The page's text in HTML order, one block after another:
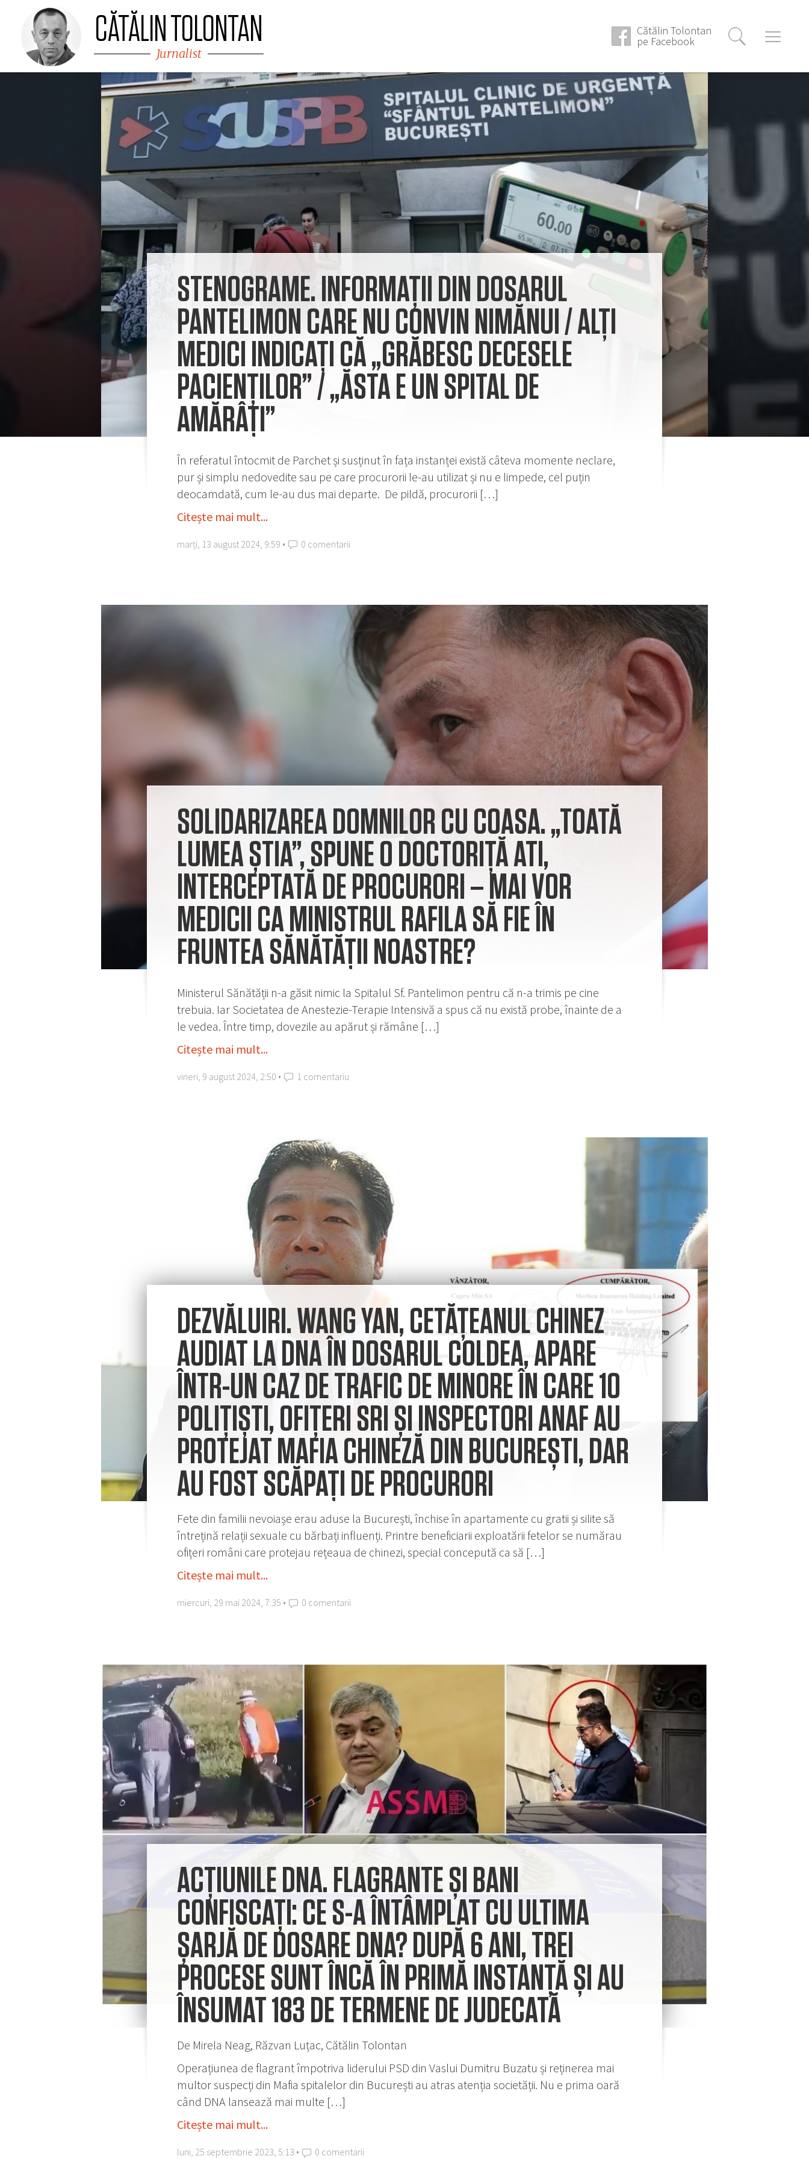
TOLO.RO CĂTĂLIN TOLONTAN
Jurnalist
Cătălin Tolontan
pe Facebook
STENOGRAME. INFORMAȚII DIN DOSARUL
PANTELIMON CARE NU CONVIN NIMĂNUI / ALȚI
MEDICI INDICAȚI CĂ „GRĂBESC DECESELE
PACIENȚILOR” / „ĂSTA E UN SPITAL DE
AMĂRÂȚI”
În referatul întocmit de Parchet și susținut în fața instanței există câteva momente neclare,
pur și simplu nedovedite sau pe care procurorii le-au utilizat și nu e limpede, cel puțin
deocamdată, cum le-au dus mai departe. De pildă, procurorii […]
Citește mai mult...
marți, 13 august 2024, 9:59 • 0 comentarii
SOLIDARIZAREA DOMNILOR CU COASA. „TOATĂ
LUMEA ȘTIA”, SPUNE O DOCTORIȚĂ ATI,
INTERCEPTATĂ DE PROCURORI – MAI VOR
MEDICII CA MINISTRUL RAFILA SĂ FIE ÎN
FRUNTEA SĂNĂTĂȚII NOASTRE?
Ministerul Sănătății n-a găsit nimic la Spitalul Sf. Pantelimon pentru că n-a trimis pe cine
trebuia. Iar Societatea de Anestezie-Terapie Intensivă a spus că nu există probe, înainte de a
le vedea. Între timp, dovezile au apărut și rămâne […]
Citește mai mult...
vineri, 9 august 2024, 2:50 • 1 comentariu
DEZVĂLUIRI. WANG YAN, CETĂȚEANUL CHINEZ
AUDIAT LA DNA ÎN DOSARUL COLDEA, APARE
ÎNTR-UN CAZ DE TRAFIC DE MINORE ÎN CARE 10
POLIȚIȘTI, OFIȚERI SRI ȘI INSPECTORI ANAF AU
PROTEJAT MAFIA CHINEZĂ DIN BUCUREȘTI, DAR
AU FOST SCĂPAȚI DE PROCURORI
Fete din familii nevoiașe erau aduse la București, închise în apartamente cu gratii și silite să
întrețină relații sexuale cu bărbați influenți. Printre beneficiarii exploatării fetelor se numărau
ofițeri români care protejau rețeaua de chinezi, special concepută ca să […]
Citește mai mult...
miercuri, 29 mai 2024, 7:35 • 0 comentarii
ACȚIUNILE DNA. FLAGRANTE ȘI BANI
CONFISCAȚI: CE S-A ÎNTÂMPLAT CU ULTIMA
ȘARJĂ DE DOSARE DNA? DUPĂ 6 ANI, TREI
PROCESE SUNT ÎNCĂ ÎN PRIMĂ INSTANȚĂ ȘI AU
ÎNSUMAT 183 DE TERMENE DE JUDECATĂ
De Mirela Neag, Răzvan Luțac, Cătălin Tolontan
Operațiunea de flagrant împotriva liderului PSD din Vaslui Dumitru Buzatu și reținerea mai
multor suspecți din Mafia spitalelor din București au atras atenția societății. Nu e prima oară
când DNA lansează mai multe […]
Citește mai mult...
luni, 25 septembrie 2023, 5:13 • 0 comentarii